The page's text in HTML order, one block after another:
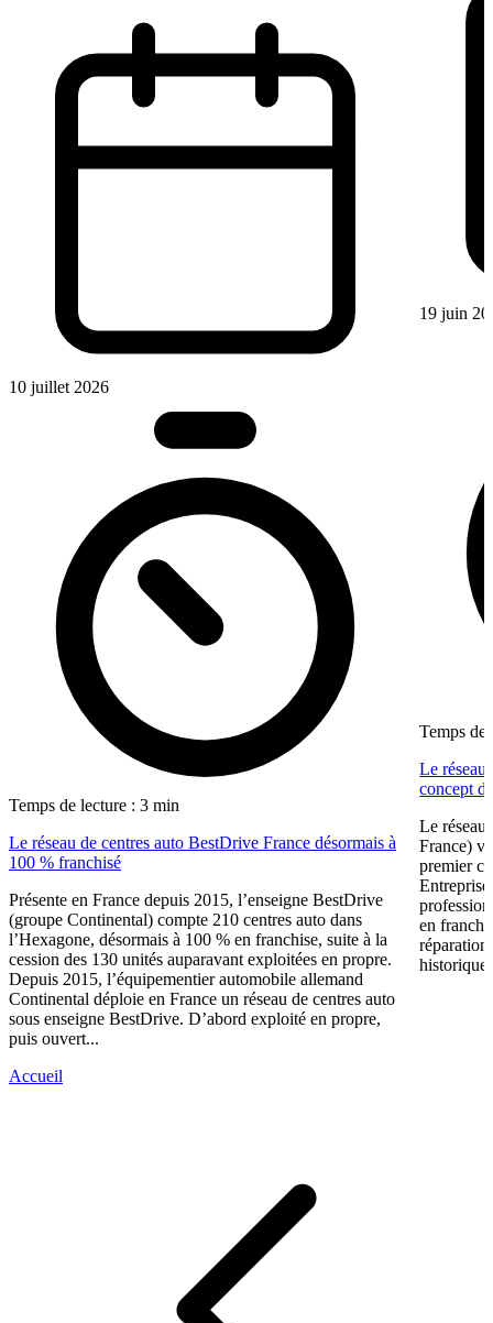
10 juillet 2026
Temps de lecture : 3 min
Le réseau de centres auto BestDrive France désormais à
100 % franchisé
Présente en France depuis 2015, l’enseigne BestDrive
(groupe Continental) compte 210 centres auto dans
l’Hexagone, désormais à 100 % en franchise, suite à la
cession des 130 unités auparavant exploitées en propre.
Depuis 2015, l’équipementier automobile allemand
Continental déploie en France un réseau de centres auto
sous enseigne BestDrive. D’abord exploité en propre,
puis ouvert...
19 juin
Temps de
Le réseau
concept
Le réseau
France)
premier
en
historique
Accueil